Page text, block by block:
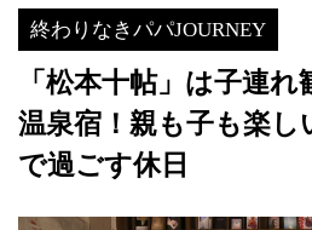
終わりなきパパJOURNEY
「松本十帖」は子連
温泉宿！親も子も楽
で過ごす休日